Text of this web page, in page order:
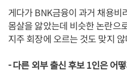
게다가 BNK금융이 과거 채용비
몸살을 앓았는데 비슷한 논란으
지주 회장에 오르는 것도 맞지
- 다른 외부 출신 후보 1인은 어